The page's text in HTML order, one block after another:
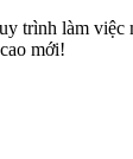
trình làm
mới!